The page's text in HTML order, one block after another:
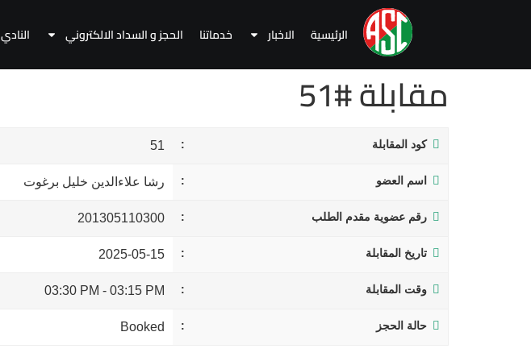
الرئيسية الاخبار خدماتنا الحجز و السداد الالكتروني النادي
مقابلة #51
كود المقابلة 51
اسم العضو رشا علاءالدين خليل برغوت
رقم عضوية مقدم الطلب 201305110300
تاريخ المقابلة 2025-05-15
وقت المقابلة 03:15 PM
-
03:30 PM
حالة الحجز Booked